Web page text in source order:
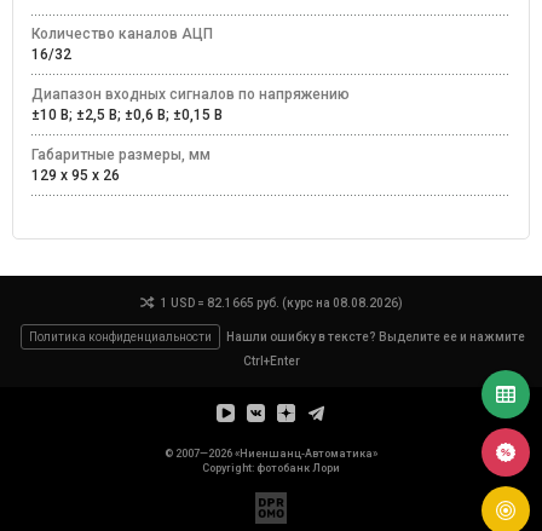
Количество каналов АЦП
16/32
Диапазон входных сигналов по напряжению
±10 В; ±2,5 В; ±0,6 В; ±0,15 В
Габаритные размеры, мм
129 x 95 x 26
1 USD = 82.1665 руб. (курс на 08.08.2026)
Политика конфиденциальности
Нашли ошибку в тексте? Выделите ее и нажмите
Ctrl+Enter
© 2007—2026 «Ниеншанц-Автоматика»
Copyright: фотобанк Лори